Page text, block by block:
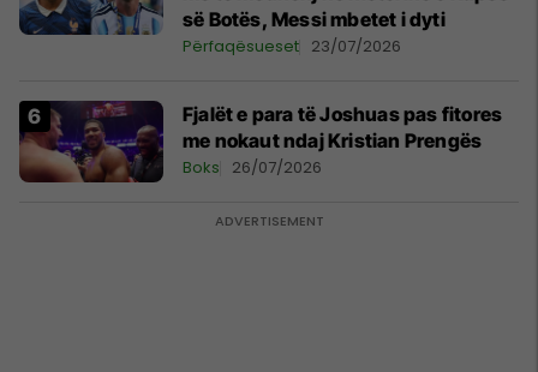
së Botës, Messi mbetet i dyti
Përfaqësueset 23/07/2026
Fjalët e para të Joshuas pas fitores
me nokaut ndaj Kristian Prengës
Boks 26/07/2026